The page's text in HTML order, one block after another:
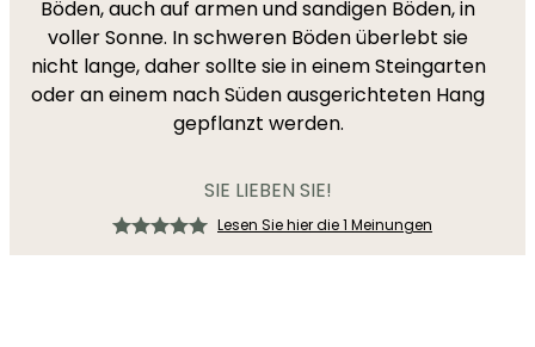
Böden, auch auf armen und sandigen Böden, in
voller Sonne. In schweren Böden überlebt sie
nicht lange, daher sollte sie in einem Steingarten
oder an einem nach Süden ausgerichteten Hang
gepflanzt werden.
SIE LIEBEN SIE!
Lesen Sie hier die 1 Meinungen